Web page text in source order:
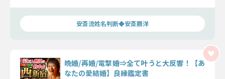
を明らかにします！
安斎流姓名判断◆安斎勝洋
晩婚/再婚/電撃婚⇒全て叶うと大反響！【あ
なたの愛結婚】良縁鑑定書